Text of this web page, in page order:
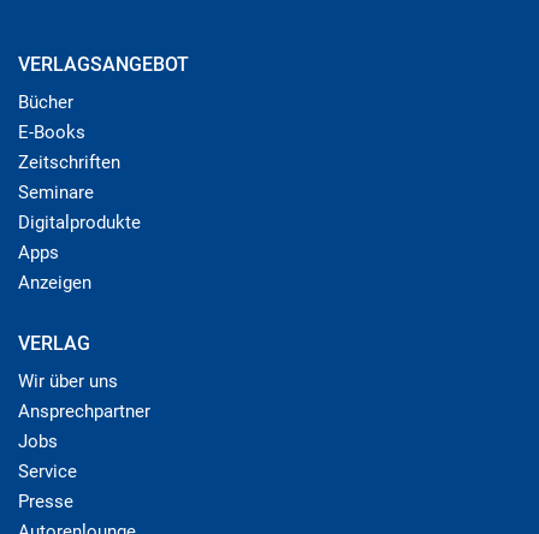
VERLAGSANGEBOT
Bücher
E-Books
Zeitschriften
Seminare
Digitalprodukte
Apps
Anzeigen
VERLAG
Wir über uns
Ansprechpartner
Jobs
Service
Presse